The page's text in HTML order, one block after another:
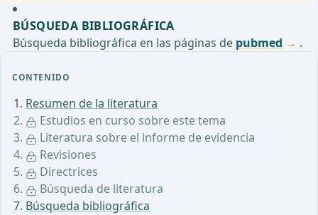
CONTENIDO
Resumen de la literatura
Estudios en curso sobre este tema
Literatura sobre el informe de evidencia
Revisiones
Directrices
Búsqueda de literatura
Búsqueda bibliográfica
BÚSQUEDA BIBLIOGRÁFICA
Búsqueda bibliográfica en las páginas de pubmed .